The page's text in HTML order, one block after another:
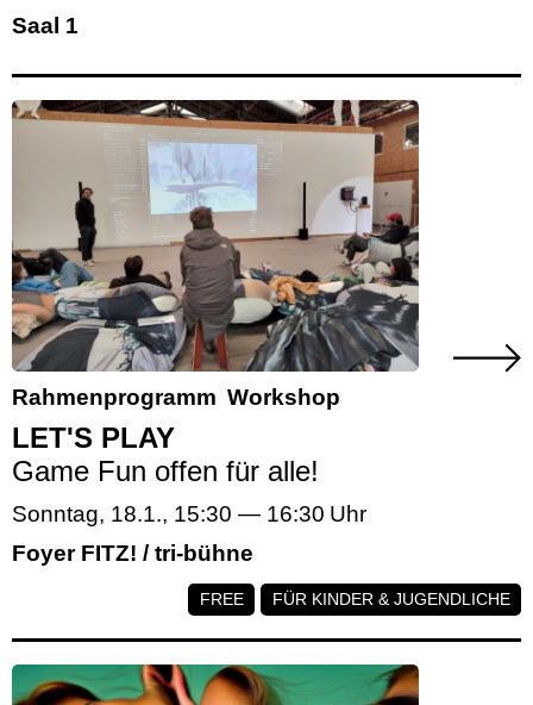
Saal 1
Rahmenprogramm Workshop
LET'S PLAY
Game Fun offen für alle!
Sonntag, 18.1., 15:30 — 16:30
Foyer FITZ! / tri-bühne
FREE FÜR KINDER & JUGENDLICHE